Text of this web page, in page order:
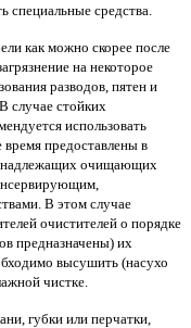
специальные средства.
как можно скорее после
на некоторое
разводов, пятен и
случае стойких
использовать
предоставлены в
надлежащих очищающих
В этом случае
очистителей о порядке
предназначены) их
высушить (насухо
чистке.
губки или перчатки,